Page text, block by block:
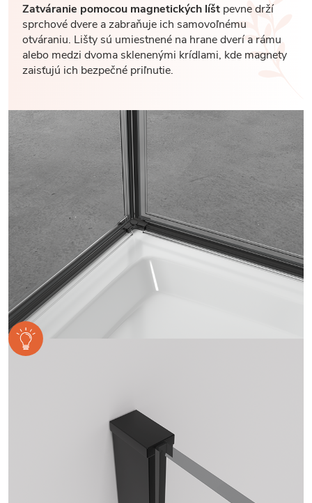
Zatváranie pomocou magnetických líšt pevne drží
sprchové dvere a zabraňuje ich samovoľnému
otváraniu. Lišty sú umiestnené na hrane dverí a rámu
alebo medzi dvoma sklenenými krídlami, kde magnety
zaisťujú ich bezpečné priľnutie.